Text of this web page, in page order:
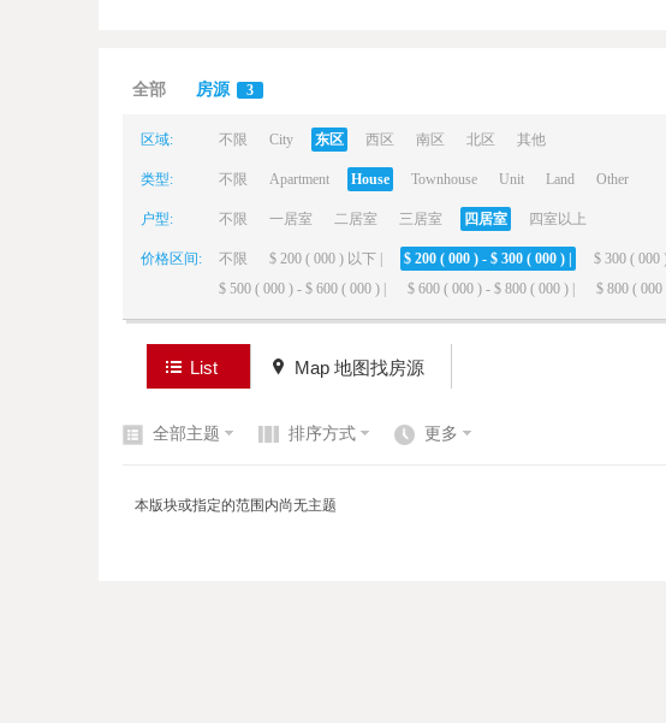
全部 房源 3
区域: 不限 City 东区 西区 南区 北区 其他
类型: 不限 Apartment House Townhouse Unit Land Other
户型: 不限 一居室 二居室 三居室 四居室 四室以上
价格区间: 不限 $ 200 ( 000 ) 以下 | $ 200 ( 000 ) - $ 300 ( 000 ) | $ 300 ( 000
$ 500 ( 000 ) - $ 600 ( 000 ) |
$ 600 ( 000 ) - $ 800 ( 000 ) | $ 800 ( 000
List Map 地图找房源
全部主题 排序方式 更多
本版块或指定的范围内尚无主题